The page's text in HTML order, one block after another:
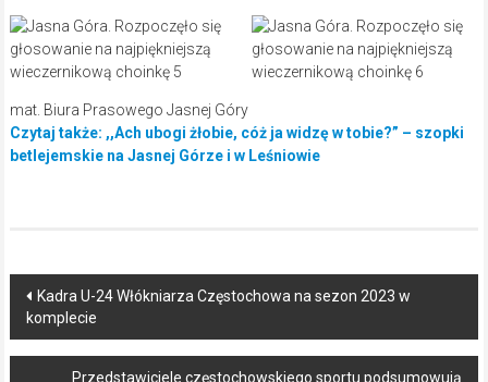
mat. Biura Prasowego Jasnej Góry
Czytaj także: ,,Ach ubogi żłobie, cóż ja widzę w tobie?” – szopki
betlejemskie na Jasnej Górze i w Leśniowie
Post
navigation
Kadra U-24 Włókniarza Częstochowa na sezon 2023 w
komplecie
Przedstawiciele częstochowskiego sportu podsumowują